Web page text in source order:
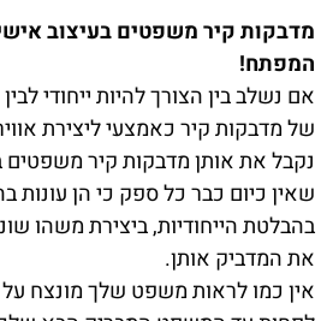
מדבקות קיר משפטים בעיצוב
המפתח!
אם נשלב בין הצורך להיות ייחודי
של מדבקות קיר כאמצעי ליצירת
נקבל את אותן מדבקות קיר משפטים
שאין כיום כבר כל ספק כי הן עונות
בהבלטת הייחודיות, ביצירת משהו
את המדביק אותן.
אין כמו לראות משפט שלך מונצח על